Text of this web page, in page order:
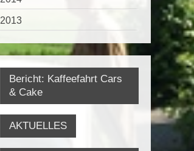
2013
Bericht: Kaffeefahrt Cars
& Cake
AKTUELLES